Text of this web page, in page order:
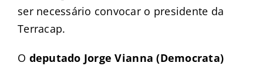
ser necessário convocar o presidente da
Terracap.
O deputado Jorge Vianna (Democrata)